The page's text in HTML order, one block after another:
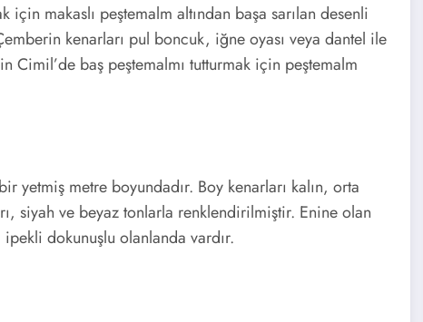
için makaslı peştemalm altından başa sarılan desenli
kenarları pul boncuk, iğne oyası veya dantel ile
Cimil’de baş peştemalmı tutturmak için peştemalm
yetmiş metre boyundadır. Boy kenarları kalın, orta
siyah ve beyaz tonlarla renklendirilmiştir. Enine olan
dokunuşlu olanlanda vardır.